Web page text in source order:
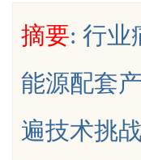
摘要: 行业
能源配套
遍技术挑